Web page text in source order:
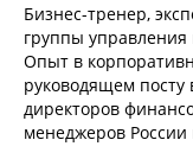
Бизнес-тренер,
группы
Опыт в
руководящем посту
директоров
менеджеров России